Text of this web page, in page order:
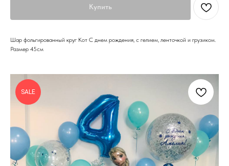
Купить
Шар фольгированный круг Кот С днем рождения, с гелием, ленточкой и грузиком.
Размер 45см
SALE